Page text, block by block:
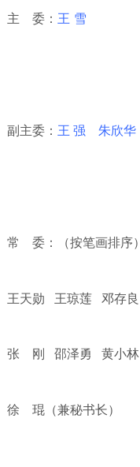
主 委： 王 雪
副主委： 王 强 朱欣华
常 委：（按笔画排序）
王天勋 王琼莲 邓存良
张 刚 邵泽勇 黄小林
徐 琨（兼秘书长）